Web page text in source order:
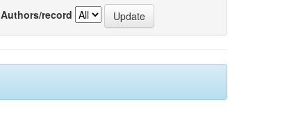
Authors/record